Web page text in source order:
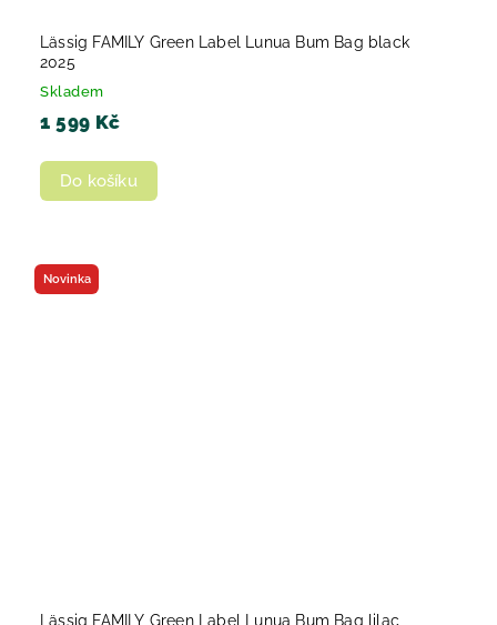
Lässig FAMILY Green Label Lunua Bum Bag black
2025
Skladem
1 599 Kč
Do košíku
Novinka
Lässig FAMILY Green Label Lunua Bum Bag lilac